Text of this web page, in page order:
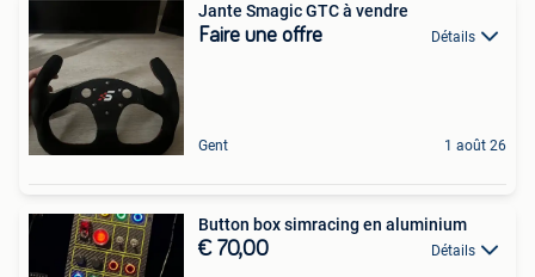
Jante Smagic GTC à vendre
Faire une offre Détails
Gent 1 août 26
Button box simracing en aluminium
€ 70,00 Détails